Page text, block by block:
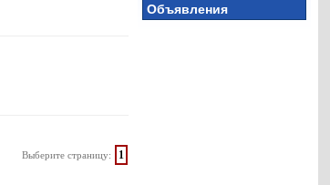
Объявления
Выберите страницу: 1